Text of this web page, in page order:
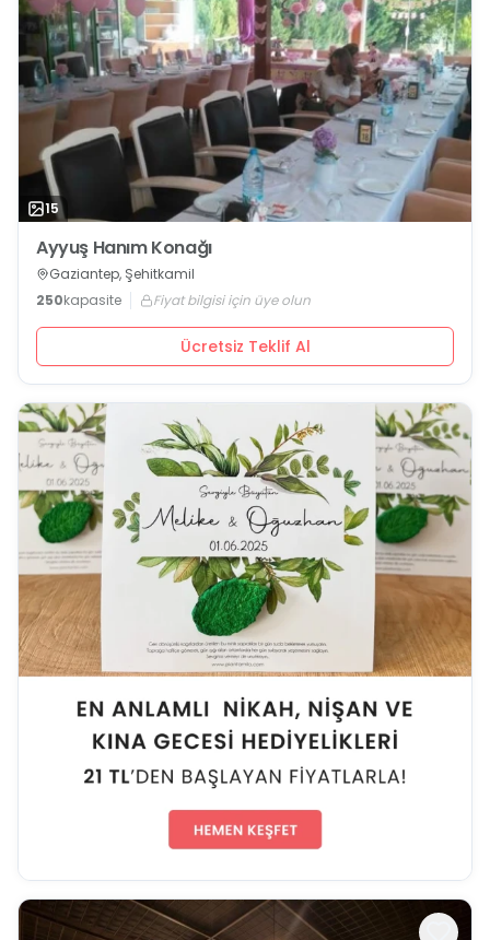
15
Ayyuş Hanım Konağı
Gaziantep, Şehitkamil
250kapasite Fiyat bilgisi için üye olun
Ücretsiz Teklif Al